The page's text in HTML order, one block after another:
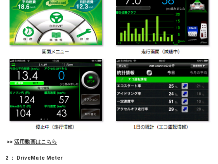
>>活用動画はこちら
2
： DriveMate Meter